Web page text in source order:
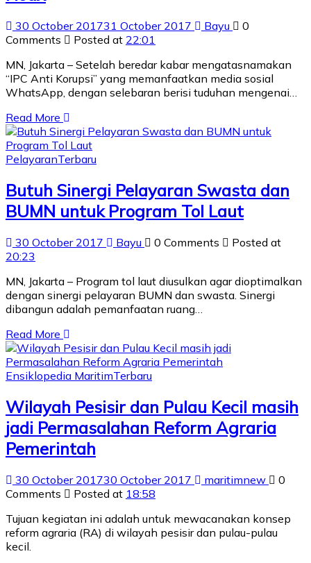
30 October 201731 October 2017 Bayu
0
Comments
Posted at 22:01
MN, Jakarta – Setelah beredar kabar mengatasnamakan
“IPC Anti Korupsi” yang memanfaatkan media sosial
WhatsApp, dengan selebaran berisi tuduhan mengenai…
Read More
PelayaranTerbaru
Butuh Sinergi Pelayaran Swasta dan
BUMN untuk Program Tol Laut
30 October 2017 Bayu 0 Comments
Posted at
20:23
MN, Jakarta – Program tol laut diusulkan agar dioptimalkan
dengan sinergi pelayaran BUMN dan swasta. Sinergi
dibangun adalah pemanfaatan ruang…
Read More
Ensiklopedia MaritimTerbaru
Wilayah Pesisir dan Pulau Kecil masih
jadi Permasalahan Reform Agraria
Pemerintah
30 October 201730 October 2017 maritimnew
0
Comments
Posted at 18:58
Tujuan kegiatan ini adalah untuk mewacanakan konsep
reform agraria (RA) di wilayah pesisir dan pulau-pulau
kecil.